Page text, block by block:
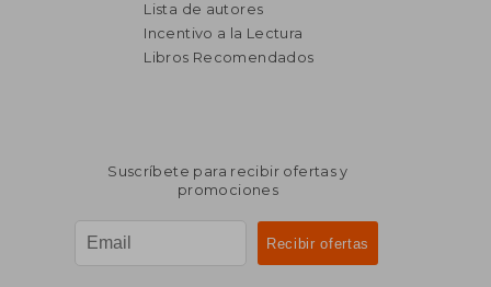
Lista de autores
Incentivo a la Lectura
Libros Recomendados
Suscríbete para recibir ofertas y
promociones